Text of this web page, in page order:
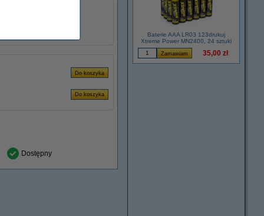
Dostępny
Baterie AAA LR03 123drukuj
Xtreme Power MN2400, 24 sztuki
35,00 zł